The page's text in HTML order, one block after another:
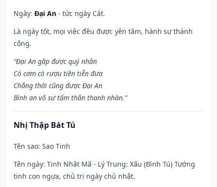
Ngày: Đại An - tức ngày Cát.
Là ngày tốt, mọi việc đều được yên tâm, hành sự thành
công.
“Đại An gặp được quý nhân
Có cơm có rượu tiền tiễn đưa
Chẳng thời cũng được Đại An
Bình an vô sự tấm thân thanh nhàn.”
Nhị Thập Bát Tú
Tên sao: Sao Tinh
Tên ngày: Tinh Nhật Mã - Lý Trung: Xấu (Bình Tú) Tướng
tinh con ngựa, chủ trị ngày chủ nhật.